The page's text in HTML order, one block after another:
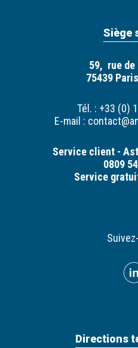
Siège
59, rue de
75439
Tél. : +33 (0)
E-mail :
Service client -
0809
Service
Directions